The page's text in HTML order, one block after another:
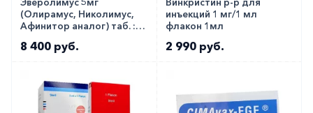
(Олирамус, Николимус,
Афинитор аналог) таб. ::
8 400 руб.
инъекций 1 мг/1 мл
флакон 1мл
2 990 руб.